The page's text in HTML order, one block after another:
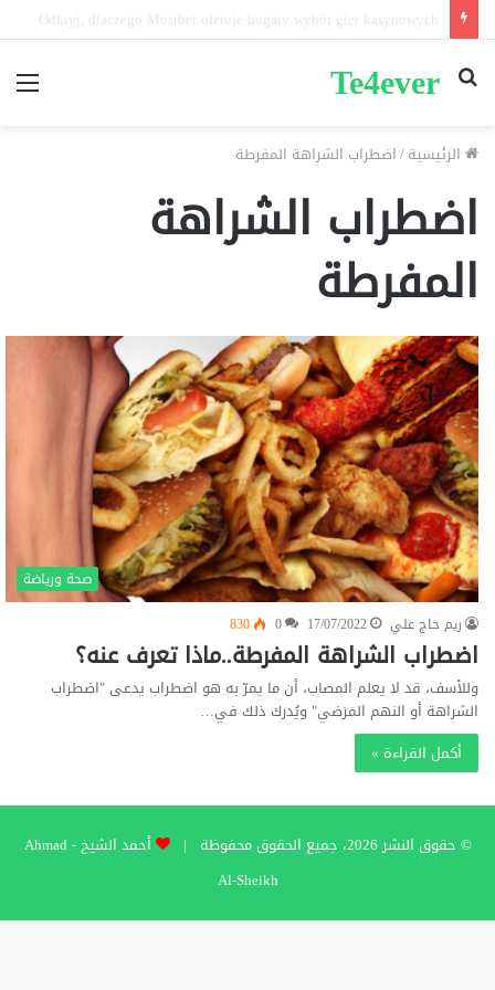
Pin-up mobil və masaüstü giriş fərqləri: Performans tərkibi nədir?
Te4ever
بحث
الرئيسية/اضطراب الشراهة المفرطة
اضطراب الشراهة
المفرطة
صحة ورياضة
ريم حاج علي
17/07/2022
0
830
اضطراب الشراهة المفرطة..ماذا تعرف عنه؟
وللأسف، قد لا يعلم المصاب، أن ما يمرّ به هو اضطراب يدعى "اضطراب
الشراهة أو النهم المَرَضي" ويُدرك ذلك في…
أكمل القراءة »
© حقوق النشر 2026، جميع الحقوق محفوظة |
أحمد الشيخ - Ahmad
Al-Sheikh